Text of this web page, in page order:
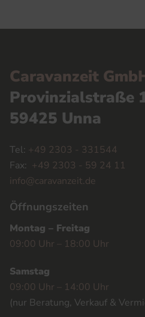
Caravanzeit
Provinzialstraße
59425 Unna
Tel: +49 2303 - 331544
Fax: +49 2303 - 59 24 11
info@caravanzeit.de
Öffnungszeiten
Montag – Freitag
09:00 Uhr – 18:00 Uhr
Samstag
09:00 Uhr – 14:00 Uhr
(nur Beratung, Verkauf &